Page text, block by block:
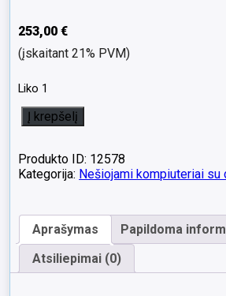
253,00€
(įskaitant 21% PVM)
Liko 1
produkto
kiekis:
ThinkPad
X13
13.3
FHD+
IPS
i5-
Į krepšelį
Produkto ID: 12578
Kategorija: Nešiojami kompiuteriai
Aprašymas
Papildoma
Atsiliepimai (0)